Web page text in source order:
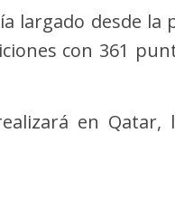
largado desde la
con 361
en Qatar,